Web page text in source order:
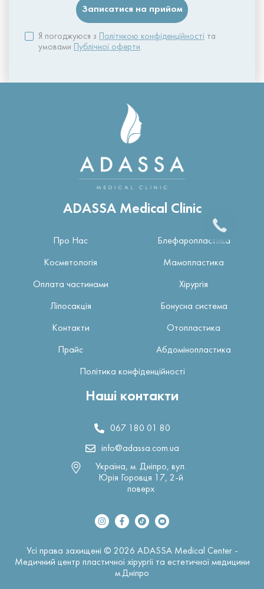
Я погоджуюся з Політикою конфіденційності та
умовами
Публічної оферти.
ADASSA Medical Clinic
Про Нас Блефаропластика
Косметологія Мамопластика
Оплата частинами Хірургія
Ліпосакція Бонусна система
Контакти Отопластика
Прайс Абдомінопластика
Політика конфіденційності
Наші контакти
067 180 01 80
info@adassa.com.ua
Україна, м. Дніпро, вул.
Юрія Горовця 17, 2-й
поверх
Усі права захищені © 2026 ADASSA Medical Center -
Медичний центр пластичної хірургії та естетичної медицини
м.Дніпро